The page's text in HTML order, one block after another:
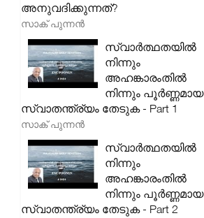
അനുവദിക്കുന്നത്?
സാക് പുന്നൻ
സ്വാർത്ഥതയിൽ
നിന്നും
അഹങ്കാരംതിൽ
നിന്നും പൂർണ്ണമായ
സ്വാതന്ത്ര്യം തേടുക - Part 1
സാക് പുന്നൻ
സ്വാർത്ഥതയിൽ
നിന്നും
അഹങ്കാരംതിൽ
നിന്നും പൂർണ്ണമായ
സ്വാതന്ത്ര്യം തേടുക - Part 2